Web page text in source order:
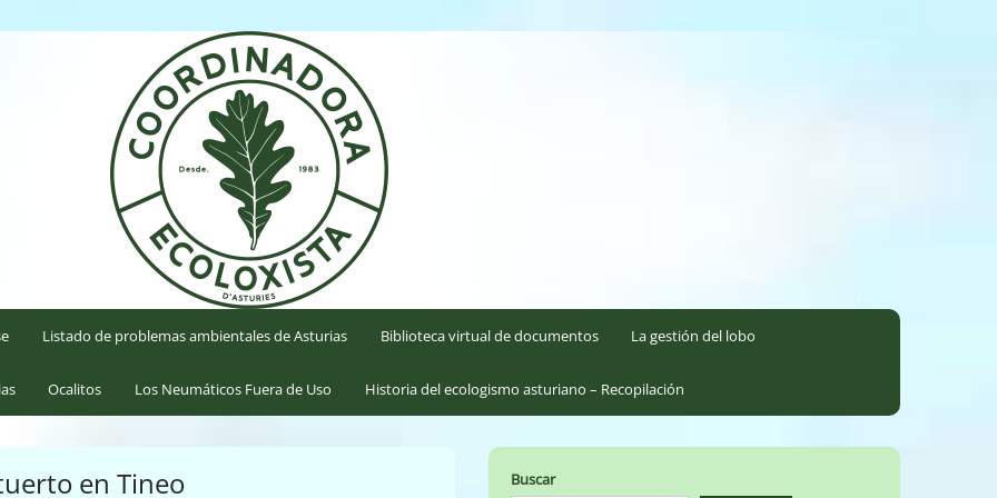
Listado de problemas ambientales de Asturias Biblioteca virtual de documentos La gestión del lobo
Ocalitos Los Neumáticos Fuera de Uso Historia del ecologismo asturiano – Recopilación
en Tineo Buscar